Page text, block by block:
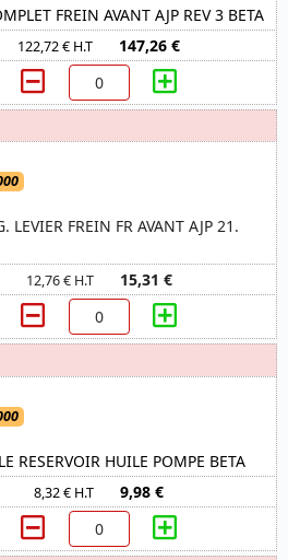
FREIN AVANT AJP REV 3 BETA
122,72 € H.T 147,26 €
LEVIER FREIN FR AVANT AJP 21.
12,76 € H.T 15,31 €
RESERVOIR HUILE POMPE BETA
8,32 € H.T 9,98 €